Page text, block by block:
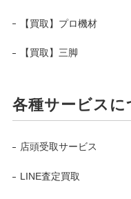
【買取】プロ機材
【買取】三脚
各種サービスに
店頭受取サービス
LINE査定買取